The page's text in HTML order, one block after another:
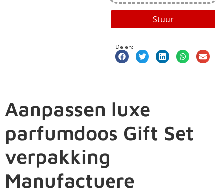
Stuur
Delen:
Aanpassen luxe
parfumdoos Gift Set
verpakking
Manufactuere